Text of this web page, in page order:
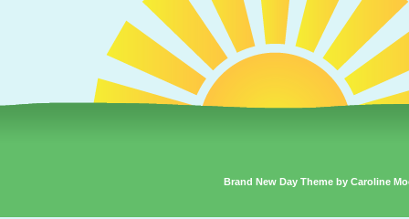
Brand New Day Theme by Caroline